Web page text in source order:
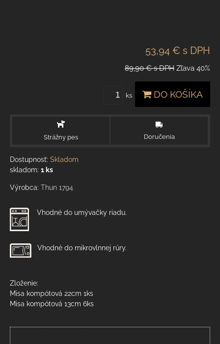
53,94 € s DPH
89,90 € s DPH Zľava 40%
ks DO KOŠÍKA
Strážny pes Doručenia
Dostupnosť: Skladom
skladom: 1 ks
Výrobca: Thun 1794
Vhodné do umývačky riadu.
Vhodné do mikrovlnnej rúry.
Zloženie:
Misa kompótová 22cm 1ks
Misa kompótová 13cm 6ks